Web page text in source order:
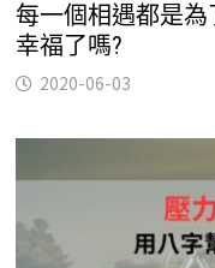
每一個相遇都是
幸福了嗎?
2020-06-03